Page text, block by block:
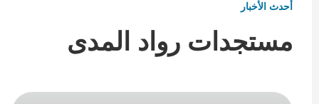
أحدث الأخبار
مستجدات رواد المدى